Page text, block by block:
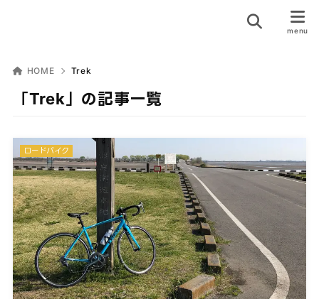
HOME Trek
「Trek」の記事一覧
ロードバイク